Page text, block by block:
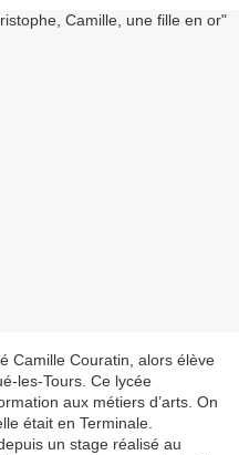
Camille Couratin, alors élève
les-Tours. Ce lycée
aux métiers d’arts. On
était en Terminale.
un stage réalisé au